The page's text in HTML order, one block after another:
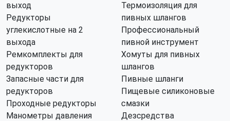
выход
Редукторы
углекислотные на 2
выхода
Ремкомплекты для
редукторов
Запасные части для
редукторов
Проходные редукторы
Манометры давления
Термоизоляция для
пивных шлангов
Профессиональный
пивной инструмент
Хомуты для пивных
шлангов
Пивные шланги
Пищевые силиконовые
смазки
Дезсредства